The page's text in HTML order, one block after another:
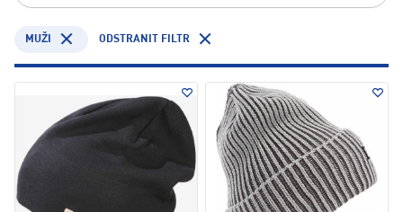
MUŽI ODSTRANIT FILTR